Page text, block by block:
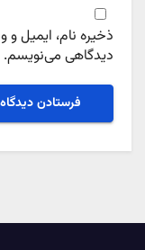
ذخیره نام، ایمیل و
دیدگاهی می‌نویسم.